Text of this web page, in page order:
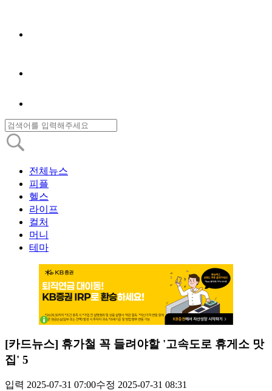
전체뉴스
피플
헬스
라이프
컬처
머니
테마
[카드뉴스] 휴가철 꼭 들려야할 '고속도로 휴게소 맛
집' 5
입력 2025-07-31 07:00수정 2025-07-31 08:31